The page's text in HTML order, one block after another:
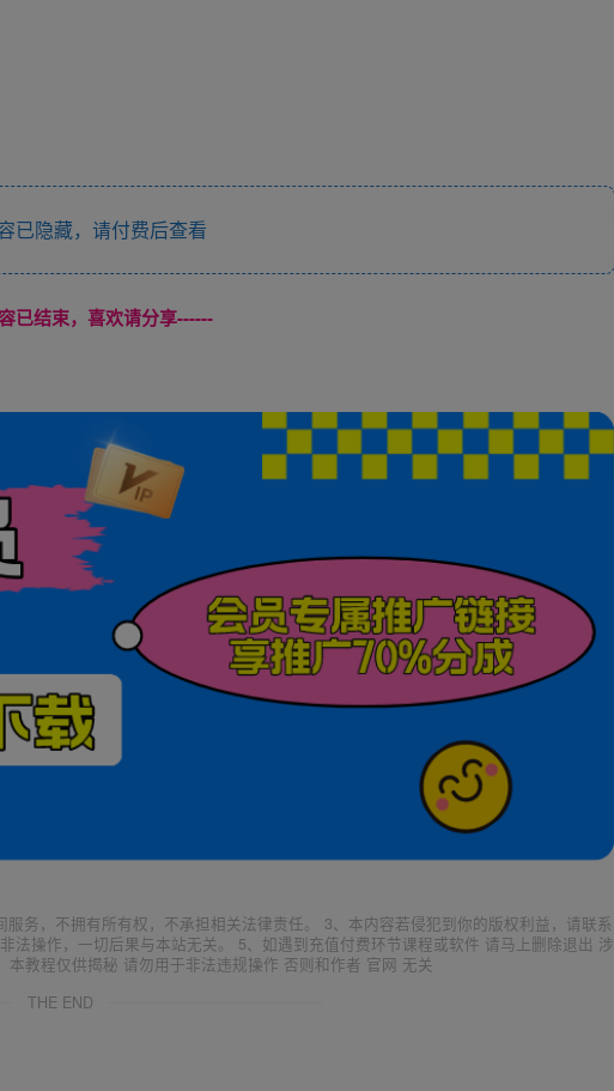
已隐藏，请付费后查看
已结束，喜欢请分享------
务，不拥有所有权，不承担相关法律责任。 3、本内容若侵犯到你的版权利益，请联系
法操作，一切后果与本站无关。 5、如遇到充值付费环节课程或软件 请马上删除退出 涉
教程仅供揭秘 请勿用于非法违规操作 否则和作者 官网 无关
THE END